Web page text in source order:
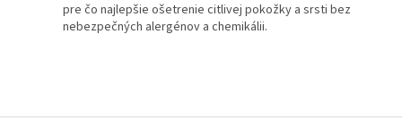
pre čo najlepšie ošetrenie citlivej pokožky a srsti bez
nebezpečných alergénov a chemikálii.